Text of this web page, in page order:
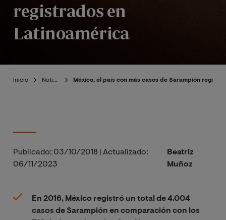
registrados en
Latinoamérica
Inicio Noticias México, el país con más casos de Sarampión
Publicado: 03/10/2018
Actualizado:
06/11/2023
Beatriz
Muñoz
En 2016, México registró un total de 4.004
casos de Sarampión en comparación con los